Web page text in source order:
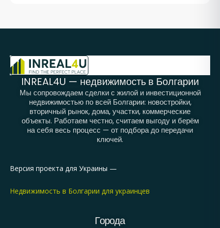
INREAL4U — недвижимость в Болгарии
Мы сопровождаем сделки с жилой и инвестиционной
недвижимостью по всей Болгарии: новостройки,
вторичный рынок, дома, участки, коммерческие
объекты. Работаем честно, считаем выгоду и берём
на себя весь процесс — от подбора до передачи
ключей.
Версия проекта для Украины —
Недвижимость в Болгарии для украинцев
Города